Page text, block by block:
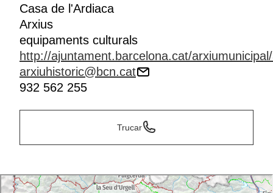
Casa de l'Ardiaca
Arxius
equipaments culturals
http://ajuntament.barcelona.cat/
arxiuhistoric@bcn.cat
932 562 255
Trucar